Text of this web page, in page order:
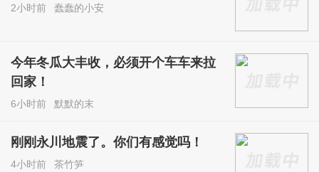
2小时前 蠢蠢的小安
今年冬瓜大丰收，必须开个车车来拉
回家！
6小时前 默默的末
刚刚永川地震了。你们有感觉吗！
4小时前 茶竹笋